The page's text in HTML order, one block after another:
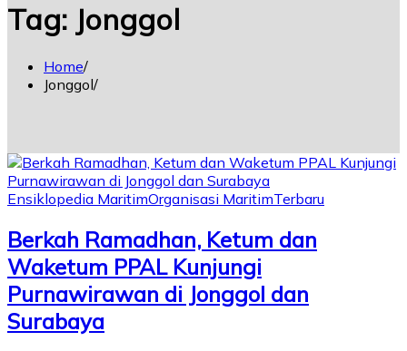
Tag: Jonggol
Home
Jonggol
Ensiklopedia MaritimOrganisasi MaritimTerbaru
Berkah Ramadhan, Ketum dan
Waketum PPAL Kunjungi
Purnawirawan di Jonggol dan
Surabaya